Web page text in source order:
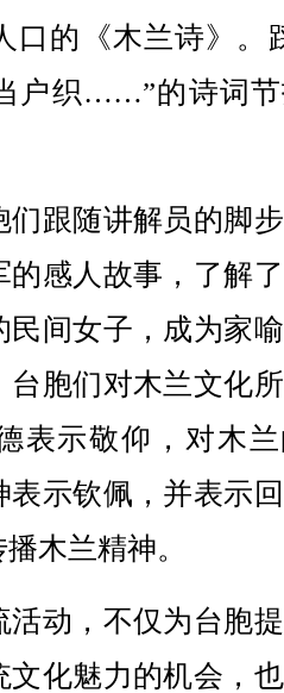
口的《木兰诗》。
户织……”的诗词
跟随讲解员的脚
的感人故事，了解
民间女子，成为家
台胞们对木兰文化
表示敬仰，对木
表示钦佩，并表示
木兰精神。
动，不仅为台胞
文化魅力的机会，